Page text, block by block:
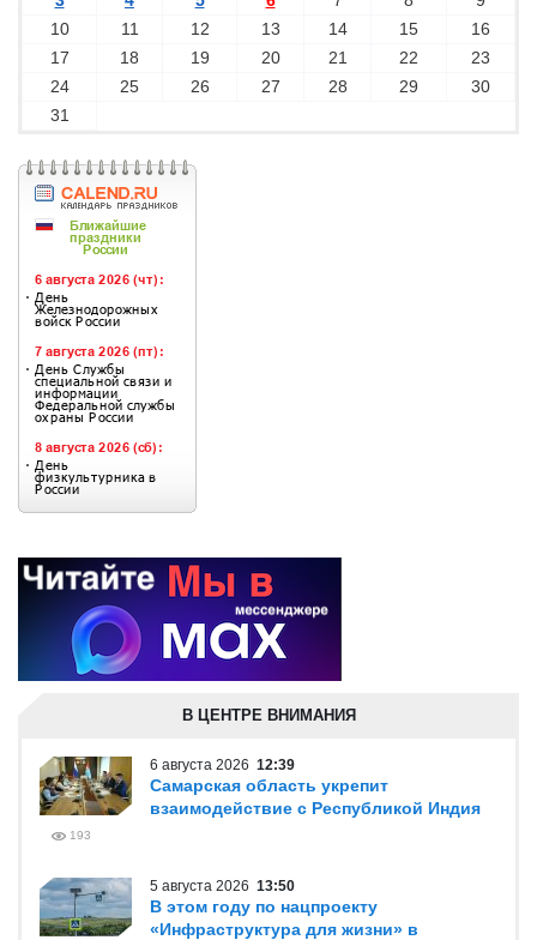
10
11 12 13 14 15
16
17
18 19 20 21 22
23
24
25 26 27 28 29
30
31
В ЦЕНТРЕ ВНИМАНИЯ
6 августа 2026 12:39
Самарская область укрепит
взаимодействие с Республикой Индия
193
5 августа 2026 13:50
В этом году по нацпроекту
«Инфраструктура для жизни» в